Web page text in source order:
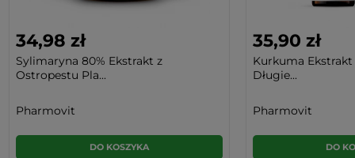
34,98 zł
Sylimaryna 80% Ekstrakt z
Ostropestu Pla...
Pharmovit
DO KOSZYKA
35,90 zł
Kurkuma Ekstrakt
Długie...
Pharmovit
DO